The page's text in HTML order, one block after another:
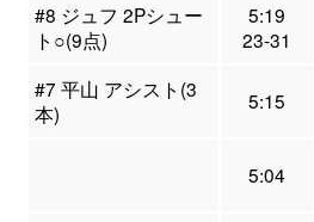
#8 ジュフ 2Pシュー
ト○(9点)
5:19
23-31
#7 平山 アシスト(3
本)
5:15
5:04